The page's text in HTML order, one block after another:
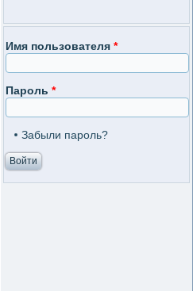
Имя пользователя *
Пароль *
Забыли пароль?